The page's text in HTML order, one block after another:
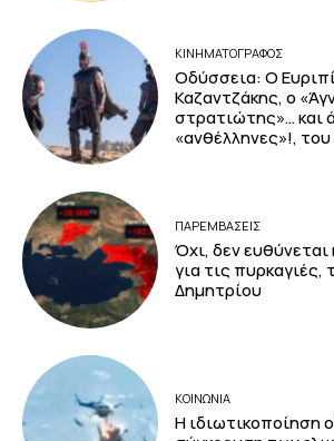
ΚΙΝΗΜΑΤΟΓΡΆΦΟΣ
Οδύσσεια: Ο
Καζαντζάκης, ο
στρατιώτης»… και
«ανθέλληνες»!,
ΠΑΡΕΜΒΑΣΕΙΣ
Όχι, δεν ευθύνεται
για τις
Δημητρίου
ΚΟΙΝΩΝΙΑ
Η ιδιωτικοποίηση